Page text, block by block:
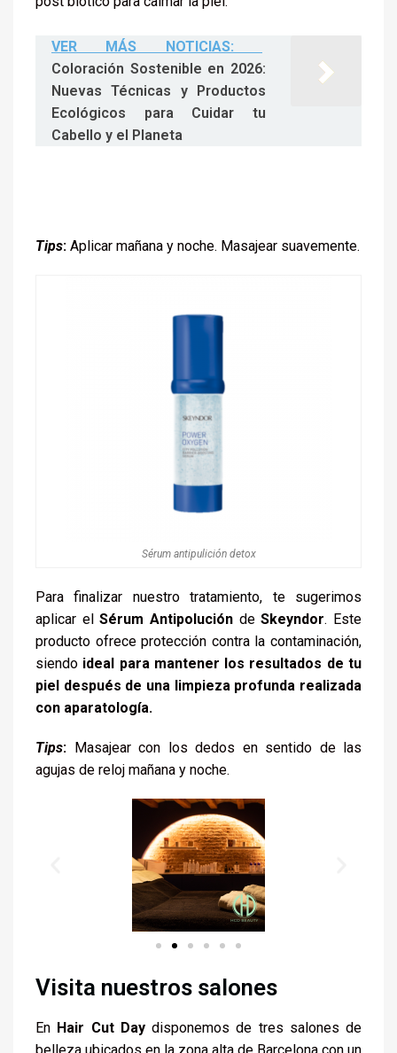
VER MÁS NOTICIAS:
Coloración Sostenible en 2026:
Nuevas Técnicas y Productos
Ecológicos para Cuidar tu
Cabello y el Planeta
Tips: Aplicar mañana y noche. Masajear suavemente.
Sérum antipulición detox
Para finalizar nuestro tratamiento, te sugerimos
aplicar el Sérum Antipolución deSkeyndor. Este
producto ofrece protección contra la contaminación,
siendo ideal para mantener los resultados de tu
piel después de una limpieza profunda realizada
con aparatología.
Tips: Masajear con los dedos en sentido de las
agujas de reloj mañana y noche.
Visita nuestros salones
En Hair Cut Daydisponemos de tres salones de